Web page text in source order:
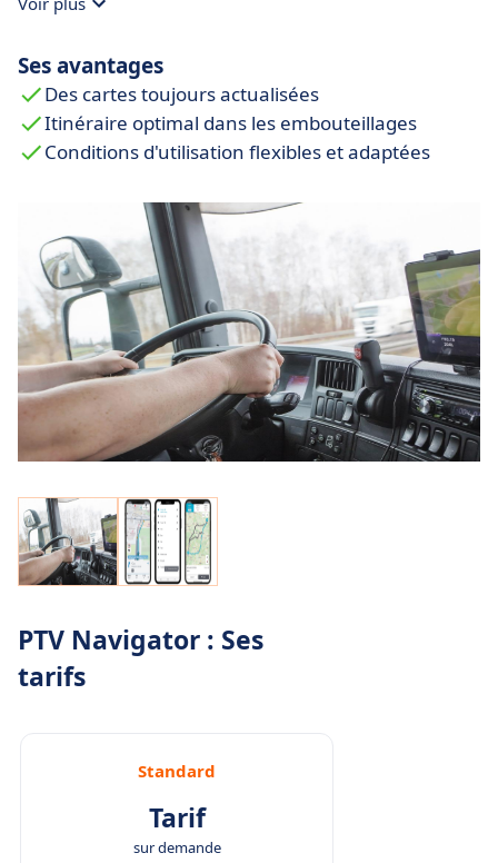
Ses avantages
Des cartes toujours actualisées
Itinéraire optimal dans les embouteillages
Conditions d'utilisation flexibles et adaptées
PTV Navigator : Ses
tarifs
Standard
Tarif
sur demande